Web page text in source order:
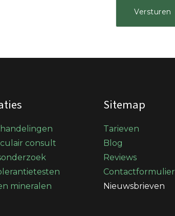
consult
mineralen
Sitemap
Tarieven
Blog
Reviews
Contactformulier
Nieuwsbrieven